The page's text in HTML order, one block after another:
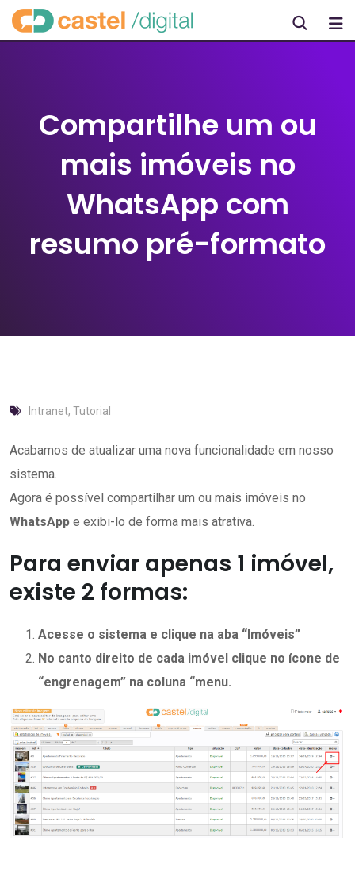
Skip
Compartilhe um ou
mais imóveis no
WhatsApp com
resumo pré-formato
Intranet, Tutorial
Acabamos de atualizar uma nova funcionalidade em nosso
sistema.
Agora é possível compartilhar um ou mais imóveis no
WhatsApp e exibi-lo de forma mais atrativa.
Para enviar apenas 1 imóvel,
existe 2 formas:
Acesse o sistema e clique na aba “Imóveis”
No canto direito de cada imóvel clique no ícone de
“engrenagem” na coluna “menu.